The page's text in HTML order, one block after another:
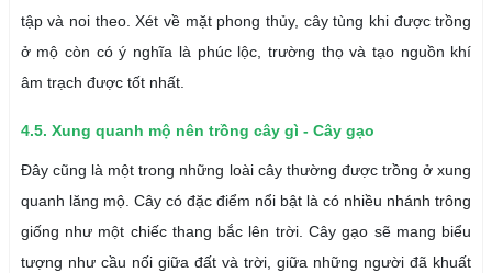
tập và noi theo. Xét về mặt phong thủy, cây tùng khi được trồng
ở mộ còn có ý nghĩa là phúc lộc, trường thọ và tạo nguồn khí
âm trạch được tốt nhất.
4.5. Xung quanh mộ nên trồng cây gì - Cây gạo
Đây cũng là một trong những loài cây thường được trồng ở xung
quanh lăng mộ. Cây có đặc điểm nổi bật là có nhiều nhánh trông
giống như một chiếc thang bắc lên trời. Cây gạo sẽ mang biểu
tượng như cầu nối giữa đất và trời, giữa những người đã khuất